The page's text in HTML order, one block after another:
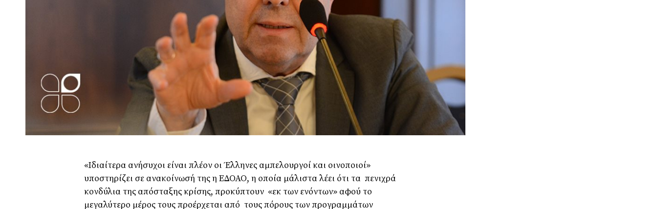
«Ιδιαίτερα ανήσυχοι είναι πλέον οι Έλληνες αμπελουργοί και οινοποιοί»
υποστηρίζει σε ανακοίνωσή της η ΕΔΟΑΟ, η οποία μάλιστα λέει ότι τα πενιχρά
κονδύλια της απόσταξης κρίσης, προκύπτουν «εκ των ενόντων» αφού το
μεγαλύτερο μέρος τους προέρχεται από τους πόρους των προγραμμάτων